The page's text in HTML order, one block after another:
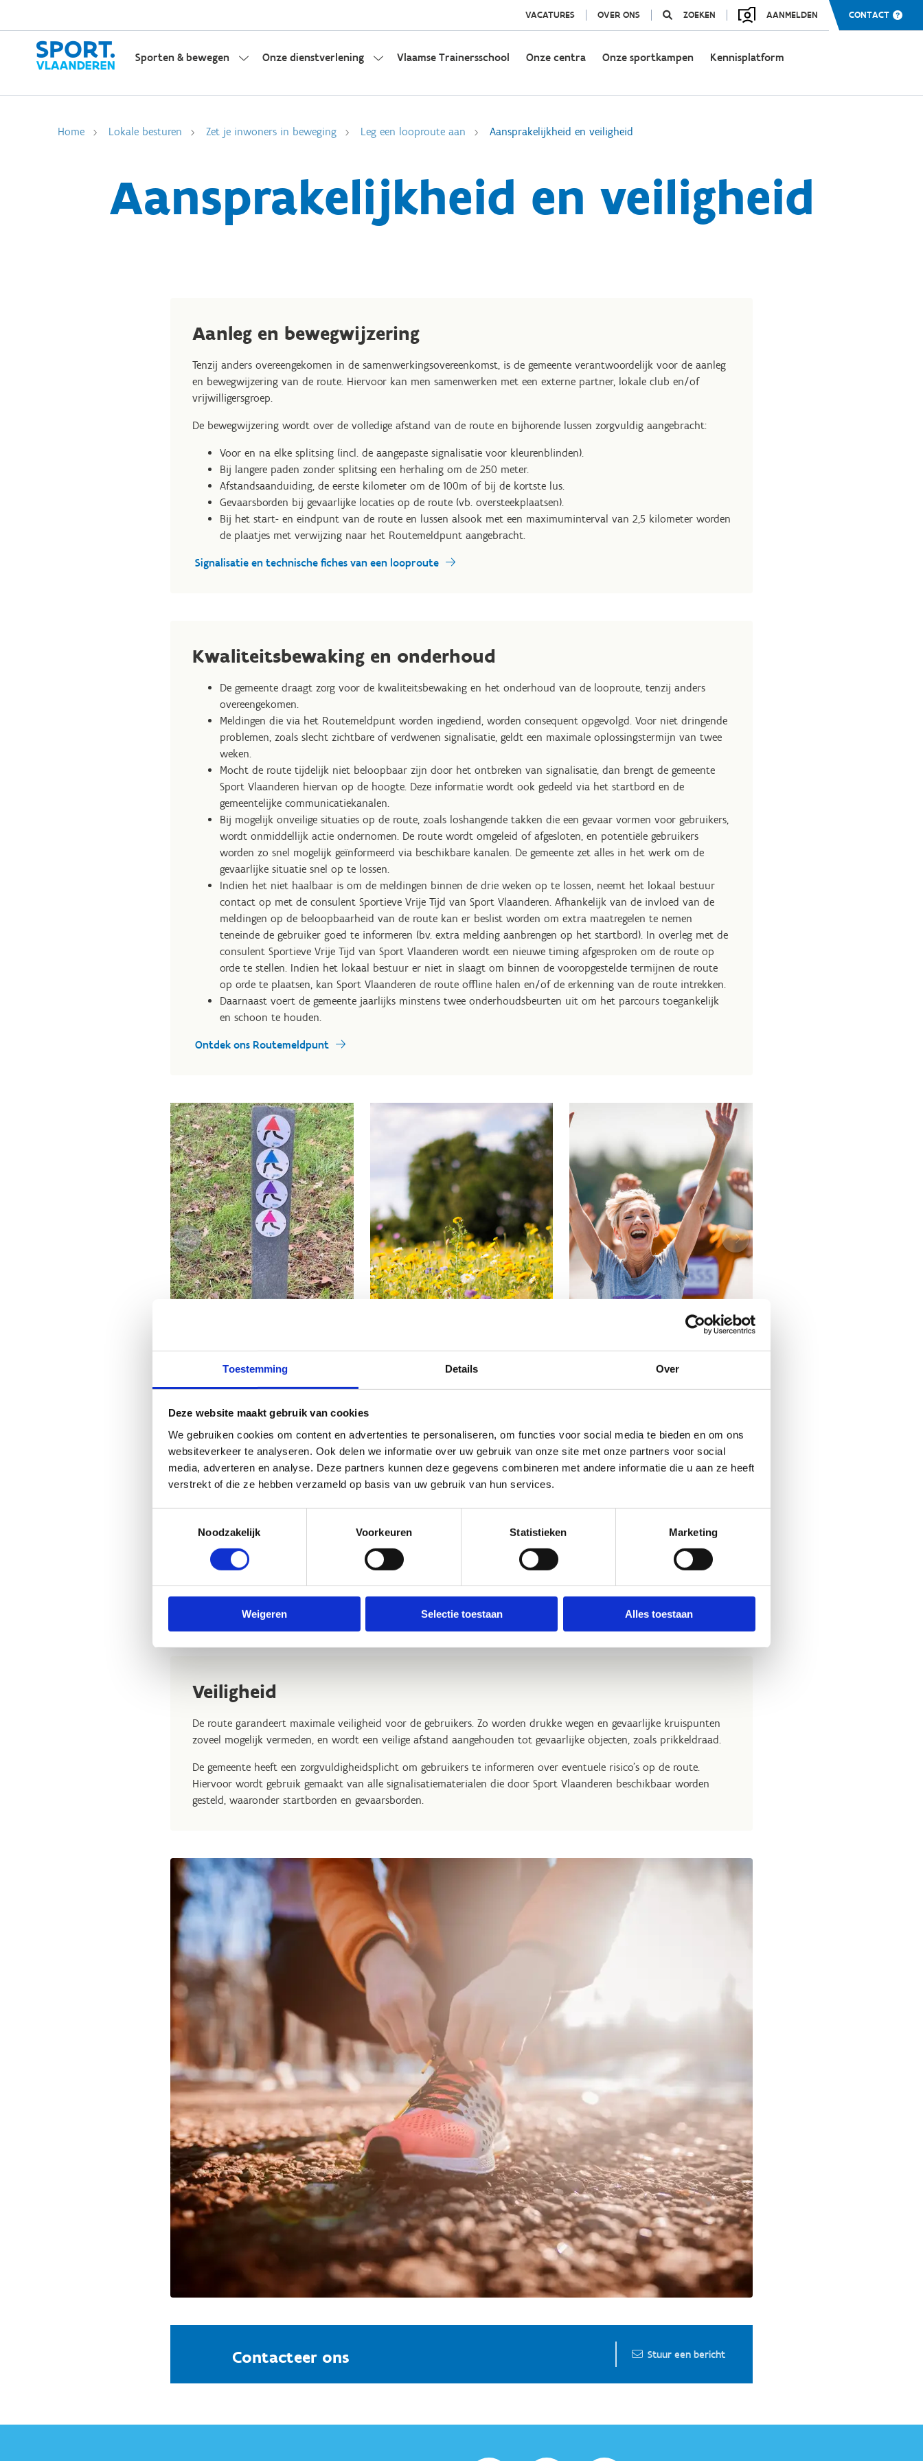
Toestemming Details Over
Deze website maakt gebruik van cookies
We gebruiken cookies om content en advertenties te personaliseren, om functies voor social media te bieden en om ons
websiteverkeer te analyseren. Ook delen we informatie over uw gebruik van onze site met onze partners voor social
media, adverteren en analyse. Deze partners kunnen deze gegevens combineren met andere informatie die u aan ze heeft
verstrekt of die ze hebben verzameld op basis van uw gebruik van hun services.
Noodzakelijk
Voorkeuren Statistieken Marketing
Weigeren Selectie toestaan Alles toestaan
VACATURES OVER ONS ZOEKEN AANMELDEN CONTACT
Sporten & bewegen Onze dienstverlening Vlaamse Trainersschool Onze centra Onze sportkampen Kennisplatform
Home Lokale besturen Zet je inwoners in beweging Leg een looproute aan Aansprakelijkheid en veiligheid
Aansprakelijkheid en veiligheid
Aanleg en bewegwijzering
Tenzij anders overeengekomen in de samenwerkingsovereenkomst, is de gemeente verantwoordelijk voor de aanleg
en bewegwijzering van de route. Hiervoor kan men samenwerken met een externe partner, lokale club en/of
vrijwilligersgroep.
De bewegwijzering wordt over de volledige afstand van de route en bijhorende lussen zorgvuldig aangebracht:
Voor en na elke splitsing (incl. de aangepaste signalisatie voor kleurenblinden).
Bij langere paden zonder splitsing een herhaling om de 250 meter.
Afstandsaanduiding, de eerste kilometer om de 100m of bij de kortste lus.
Gevaarsborden bij gevaarlijke locaties op de route (vb. oversteekplaatsen).
Bij het start- en eindpunt van de route en lussen alsook met een maximuminterval van 2,5 kilometer worden
de plaatjes met verwijzing naar het Routemeldpunt aangebracht.
Signalisatie en technische fiches van een looproute
Kwaliteitsbewaking en onderhoud
De gemeente draagt zorg voor de kwaliteitsbewaking en het onderhoud van de looproute, tenzij anders
overeengekomen.
Meldingen die via het Routemeldpunt worden ingediend, worden consequent opgevolgd. Voor niet dringende
problemen, zoals slecht zichtbare of verdwenen signalisatie, geldt een maximale oplossingstermijn van twee
weken.
Mocht de route tijdelijk niet beloopbaar zijn door het ontbreken van signalisatie, dan brengt de gemeente
Sport Vlaanderen hiervan op de hoogte. Deze informatie wordt ook gedeeld via het startbord en de
gemeentelijke communicatiekanalen.
Bij mogelijk onveilige situaties op de route, zoals loshangende takken die een gevaar vormen voor gebruikers,
wordt onmiddellijk actie ondernomen. De route wordt omgeleid of afgesloten, en potentiële gebruikers
worden zo snel mogelijk geïnformeerd via beschikbare kanalen. De gemeente zet alles in het werk om de
gevaarlijke situatie snel op te lossen.
Indien het niet haalbaar is om de meldingen binnen de drie weken op te lossen, neemt het lokaal bestuur
contact op met de consulent Sportieve Vrije Tijd van Sport Vlaanderen. Afhankelijk van de invloed van de
meldingen op de beloopbaarheid van de route kan er beslist worden om extra maatregelen te nemen
teneinde de gebruiker goed te informeren (bv. extra melding aanbrengen op het startbord). In overleg met de
consulent Sportieve Vrije Tijd van Sport Vlaanderen wordt een nieuwe timing afgesproken om de route op
orde te stellen. Indien het lokaal bestuur er niet in slaagt om binnen de vooropgestelde termijnen de route
op orde te plaatsen, kan Sport Vlaanderen de route offline halen en/of de erkenning van de route intrekken.
Daarnaast voert de gemeente jaarlijks minstens twee onderhoudsbeurten uit om het parcours toegankelijk
en schoon te houden.
Ontdek ons Routemeldpunt
Peter/meter werking
De gemeente voorziet in de aanstelling van een peter/meter die minimaal zes keer per jaar de staat van de
bewegwijzering en de route controleert. Op die manier dragen zij actief bij aan het behoud van een kwalitatieve
route. De rol van peter/meter kan worden ingevuld door iemand van de lokale atletiek- of joggingclub, of een
Naast de peter/meterwerking kan ook het betrekken van vrijwilligers voor de kwaliteitsbewaking en het
onderhoud van de route een grote meerwaarde bieden. Om hen te ondersteunen, sluit de gemeente een BA-
onderhoud van het parcours.
Veiligheid
De route garandeert maximale veiligheid voor de gebruikers. Zo worden drukke wegen en gevaarlijke kruispunten
zoveel mogelijk vermeden, en wordt een veilige afstand aangehouden tot gevaarlijke objecten, zoals prikkeldraad.
De gemeente heeft een zorgvuldigheidsplicht om gebruikers te informeren over eventuele risico’s op de route.
Hiervoor wordt gebruik gemaakt van alle signalisatiematerialen die door Sport Vlaanderen beschikbaar worden
gesteld, waaronder startborden en gevaarsborden.
Contacteer ons Stuur een bericht